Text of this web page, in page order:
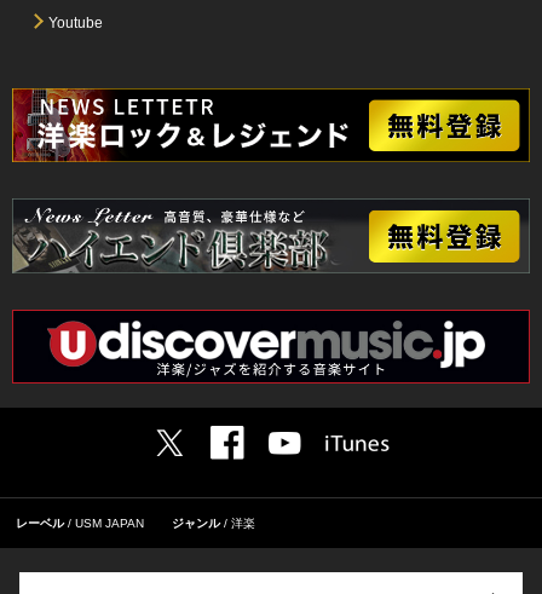
Youtube
レーベル USM JAPAN ジャンル 洋楽